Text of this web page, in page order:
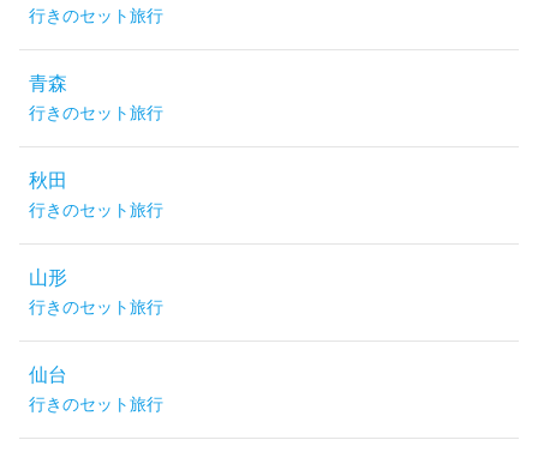
行きのセット旅行
青森
行きのセット旅行
秋田
行きのセット旅行
山形
行きのセット旅行
仙台
行きのセット旅行